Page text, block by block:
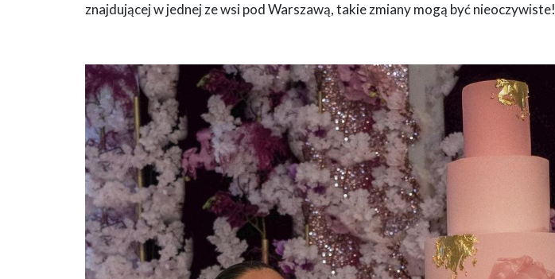
znajdującej w jednej ze wsi pod Warszawą, takie zmiany mogą być nieoczywiste!